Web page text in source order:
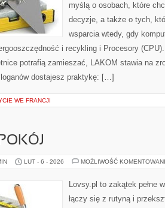
myślą o osobach, które
decyzje, a także o tych,
wsparcia wtedy, gdy
i recykling i Procesory
potrafią zamieszać, LAKOM stawia na
dostajesz praktykę: […]
WE FRANCJI
LUT - 6 - 2026 MOŻLIWOŚĆ
Lovsy.pl to zakątek pełne
łączy się z rutyną i